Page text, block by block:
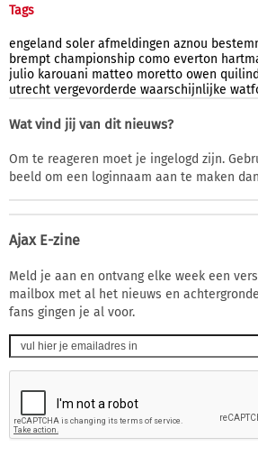
Tags
engeland soler afmeldingen aznou
brempt championship como everton
julio karouani matteo moretto owen
utrecht vergevorderde waarschijnlijke
Wat vind jij van dit nieuws?
Om te reageren moet je ingelogd zijn.
beeld om een loginnaam aan te maken
Ajax E-zine
Meld je aan en ontvang elke week een
mailbox met al het nieuws en
fans gingen je al voor.